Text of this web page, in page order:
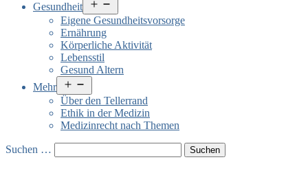
Gesundheit
öffnen
Eigene Gesundheitsvorsorge
Ernährung
Körperliche Aktivität
Lebensstil
Gesund Altern
Mehr
öffnen
Über den Tellerrand
Ethik in der Medizin
Medizinrecht nach Themen
Suchen …